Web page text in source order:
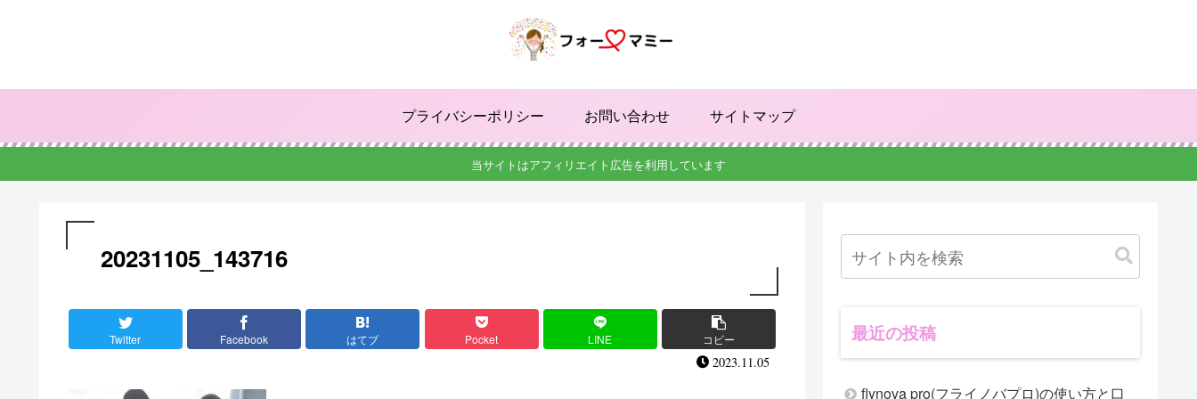
プライバシーポリシー お問い合わせ サイトマップ
当サイトはアフィリエイト広告を利用しています
20231105_143716
Twitter Facebook はてブ Pocket LINE コピー
2023.11.05
最近の投稿
flynova pro(フライノバプロ)の使い方と口